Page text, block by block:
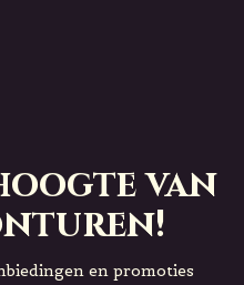
van
en promoties